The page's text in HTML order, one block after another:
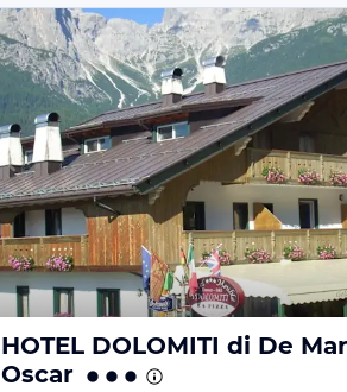
HOTEL DOLOMITI di De
Oscar